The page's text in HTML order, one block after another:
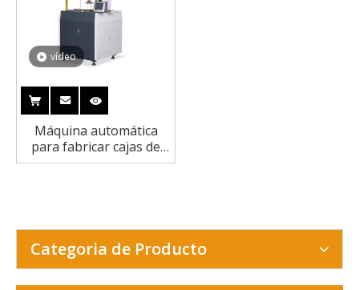
vídeo
Máquina automática
para fabricar cajas de
relojes y libros Moon
Categoria de Producto